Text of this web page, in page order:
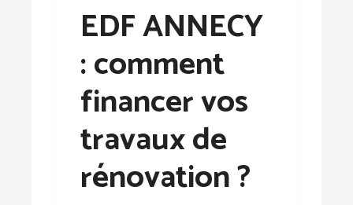
EDF ANNECY
: comment
financer vos
travaux de
rénovation ?